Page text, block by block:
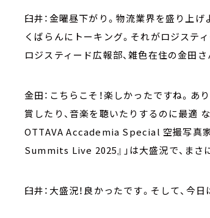
臼井：金曜昼下がり。物流業界を盛り上
くばらんにトーキング。それがロジステ
ロジスティード広報部、雑色在住の金田
金田：こちらこそ！楽しかったですね。
賞したり、音楽を聴いたりするのに最適
OTTAVA Accademia Special 空撮写真
Summits Live 2025』」は大盛況で、ま
臼井：大盛況！良かったです。そして、今